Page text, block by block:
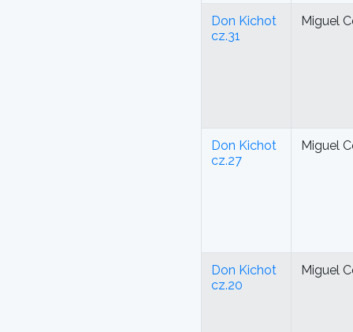
Don Kichot
cz.31
Miguel
Don Kichot
cz.27
Miguel
Don Kichot
cz.20
Miguel